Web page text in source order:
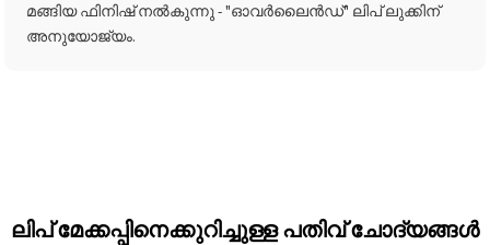
മങ്ങിയ ഫിനിഷ് നൽകുന്നു - "ഓവർലൈൻഡ്" ലിപ് ലുക്കിന്
അനുയോജ്യം.
ലിപ് മേക്കപ്പിനെക്കുറിച്ചുള്ള പതിവ് ചോദ്യങ്ങൾ